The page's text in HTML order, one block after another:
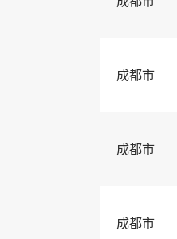
成都市
成都市
成都市